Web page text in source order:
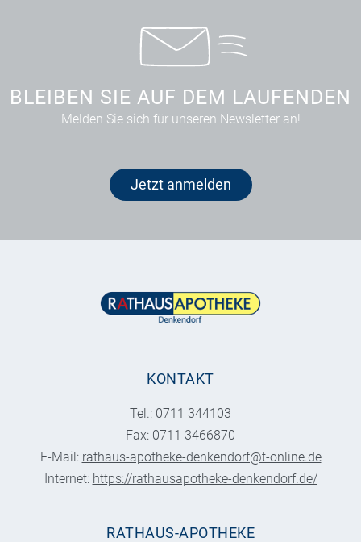
BLEIBEN SIE AUF DEM LAUFENDEN
Melden Sie sich für unseren Newsletter an!
Jetzt anmelden
KONTAKT
Tel.: 0711 344103
Fax: 0711 3466870
E-Mail: rathaus-apotheke-denkendorf@t-online.de
Internet: https://rathausapotheke-denkendorf.de/
RATHAUS-APOTHEKE